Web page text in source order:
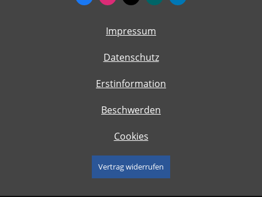
Impressum
Datenschutz
Erstinformation
Beschwerden
Cookies
Vertrag widerrufen